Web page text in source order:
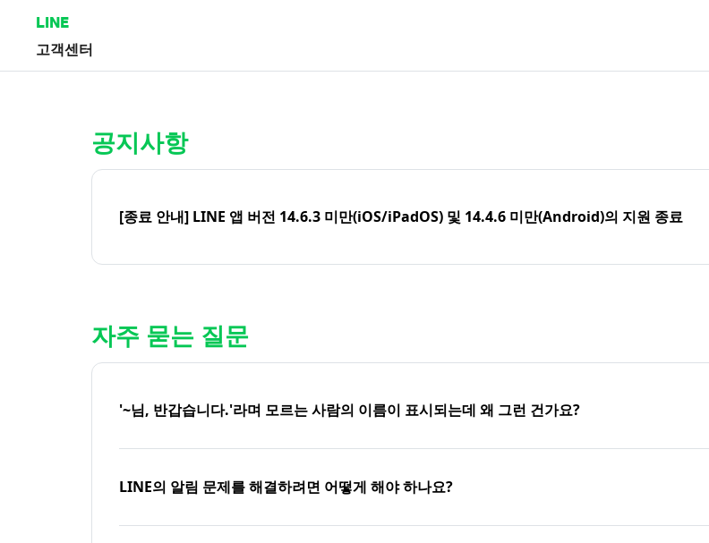
LINE
고객센터
공지사항
[종료 안내] LINE 앱 버전 14.6.3 미만(iOS/iPadOS) 및 14.4.6 미만(Android)의 지원 종료
자주 묻는 질문
'~님, 반갑습니다.'라며 모르는 사람의 이름이 표시되는데 왜 그런 건가요?
LINE의 알림 문제를 해결하려면 어떻게 해야 하나요?